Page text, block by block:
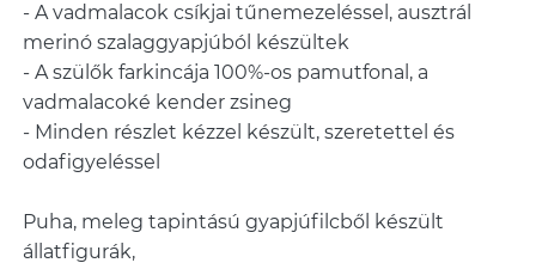
- A vadmalacok csíkjai tűnemezeléssel, ausztrál
merinó szalaggyapjúból készültek
- A szülők farkincája 100%-os pamutfonal, a
vadmalacoké kender zsineg
- Minden részlet kézzel készült, szeretettel és
odafigyeléssel
Puha, meleg tapintású gyapjúfilcből készült
állatfigurák,